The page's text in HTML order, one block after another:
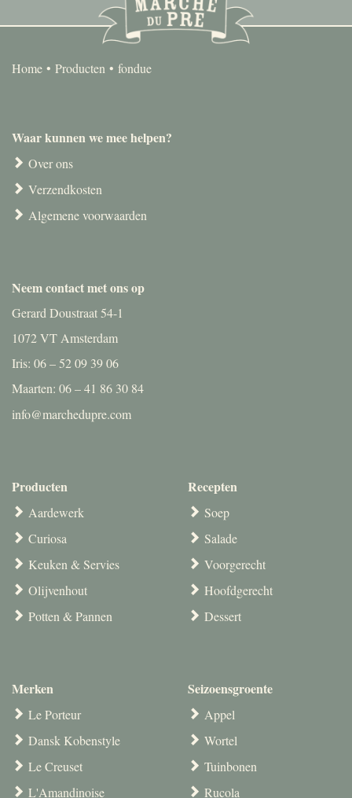
Home Producten fondue
Waar kunnen we mee helpen?
Over ons
Verzendkosten
Algemene voorwaarden
Neem contact met ons op
Gerard Doustraat 54-1
1072 VT Amsterdam
Iris: 06 – 52 09 39 06
Maarten: 06 – 41 86 30 84
info@marchedupre.com
Producten
Aardewerk
Curiosa
Keuken & Servies
Olijvenhout
Potten & Pannen
Merken
Le Porteur
Dansk Kobenstyle
Le Creuset
L'Amandinoise
Recepten
Soep
Salade
Voorgerecht
Hoofdgerecht
Dessert
Seizoensgroente
Appel
Wortel
Tuinbonen
Rucola